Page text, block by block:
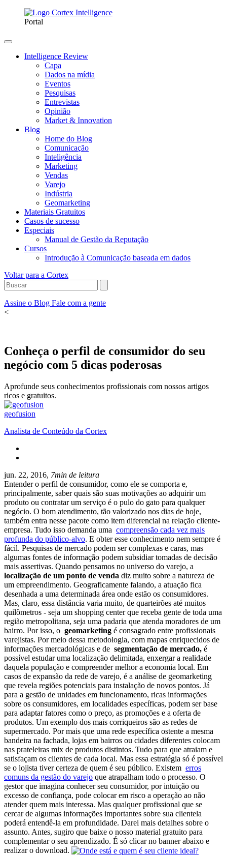
Portal
Intelligence Review
Capa
Dados na mídia
Eventos
Pesquisas
Entrevistas
Opinião
Market & Innovation
Blog
Home do Blog
Comunicação
Inteligência
Marketing
Vendas
Varejo
Indústria
Geomarketing
Materiais Gratuitos
Casos de sucesso
Especiais
Manual de Gestão da Reputação
Cursos
Introdução à Comunicação baseada em dados
Voltar para a Cortex
Assine o Blog Fale com a gente
<
Conheça o perfil de consumidor do seu
negócio com 5 dicas poderosas
Aprofunde seus conhecimentos profissionais com nossos artigos
ricos e gratuitos.
geofusion
Analista de Conteúdo da Cortex
jun. 22, 2016, 7min de leitura
Entender o perfil de consumidor, como ele se comporta e,
principalmente, saber quais são suas motivações ao adquirir um
produto ou contratar um serviço é o pulo do gato para qualquer
negócio. O bom atendimento, tão valorizado nos dias de hoje,
também entra nesse pacote como item diferencial na relação cliente-
empresa. Tudo isso demanda uma compreensão cada vez mais
profunda do público-alvo. E obter esse conhecimento nem sempre é
fácil. Pesquisas de mercado podem ser complexas e caras, mas
algumas fontes de informação podem subsidiar tomadas de decisão
mais assertivas. Quando pensamos no universo do varejo, a
localização de um ponto de venda diz muito sobre a natureza de
um empreendimento. Geograficamente falando, a atuação fica
desenhada a uma determinada área onde estão os consumidores.
Mas, claro, essa distância varia muito, de quarteirões até muitos
quilômetros - seja um shopping center que receba gente de toda uma
região metropolitana, seja uma padaria que atenda moradores de um
bairro. Por isso, o geomarketing é consagrado entre profissionais
varejistas. Por meio dessa metodologia, com mapas enriquecidos de
informações mercadológicas e de segmentação de mercado, é
possível estudar uma localização delimitada, enxergar a realidade
daquela população e compreender melhor a economia local. Em
casos de expansão da rede de varejo, é a análise de geomarketing
que revela regiões potenciais para instalação de novos pontos. Já
para a gestão de unidades em funcionamento, ricas informações
sobre os consumidores, em localidades específicas, podem ser base
para adaptar fatores como o preço, as promoções e a oferta de
produtos. Um exemplo dos mais corriqueiros são as redes de
supermercado. Por mais que uma rede específica ostente a mesma
bandeira na fachada, lojas em bairros ou cidades diferentes colocam
nas prateleiras mix de produtos distintos. Tudo para que atraiam e
satisfaçam os clientes de cada local. Mas essa estratégia só é possível
se o lojista tiver certeza de quem é seu público. Existem erros
comuns da gestão do varejo que atrapalham todo o processo. O
gestor que imagina conhecer seu consumidor, por intuição ou
excesso de confiança, pode colocar em risco a operação ao não
atender quem mais interessa. Mas qualquer profissional que se
cercar de algumas informações importantes sobre sua clientela
poderá entendê-la em profundidade. Darei mais detalhes sobre o
assunto. Antes, sugiro que baixe o nosso material gratuito para
complementar o seu aprendizado. É só clicar no banner abaixo e
realizar o download.